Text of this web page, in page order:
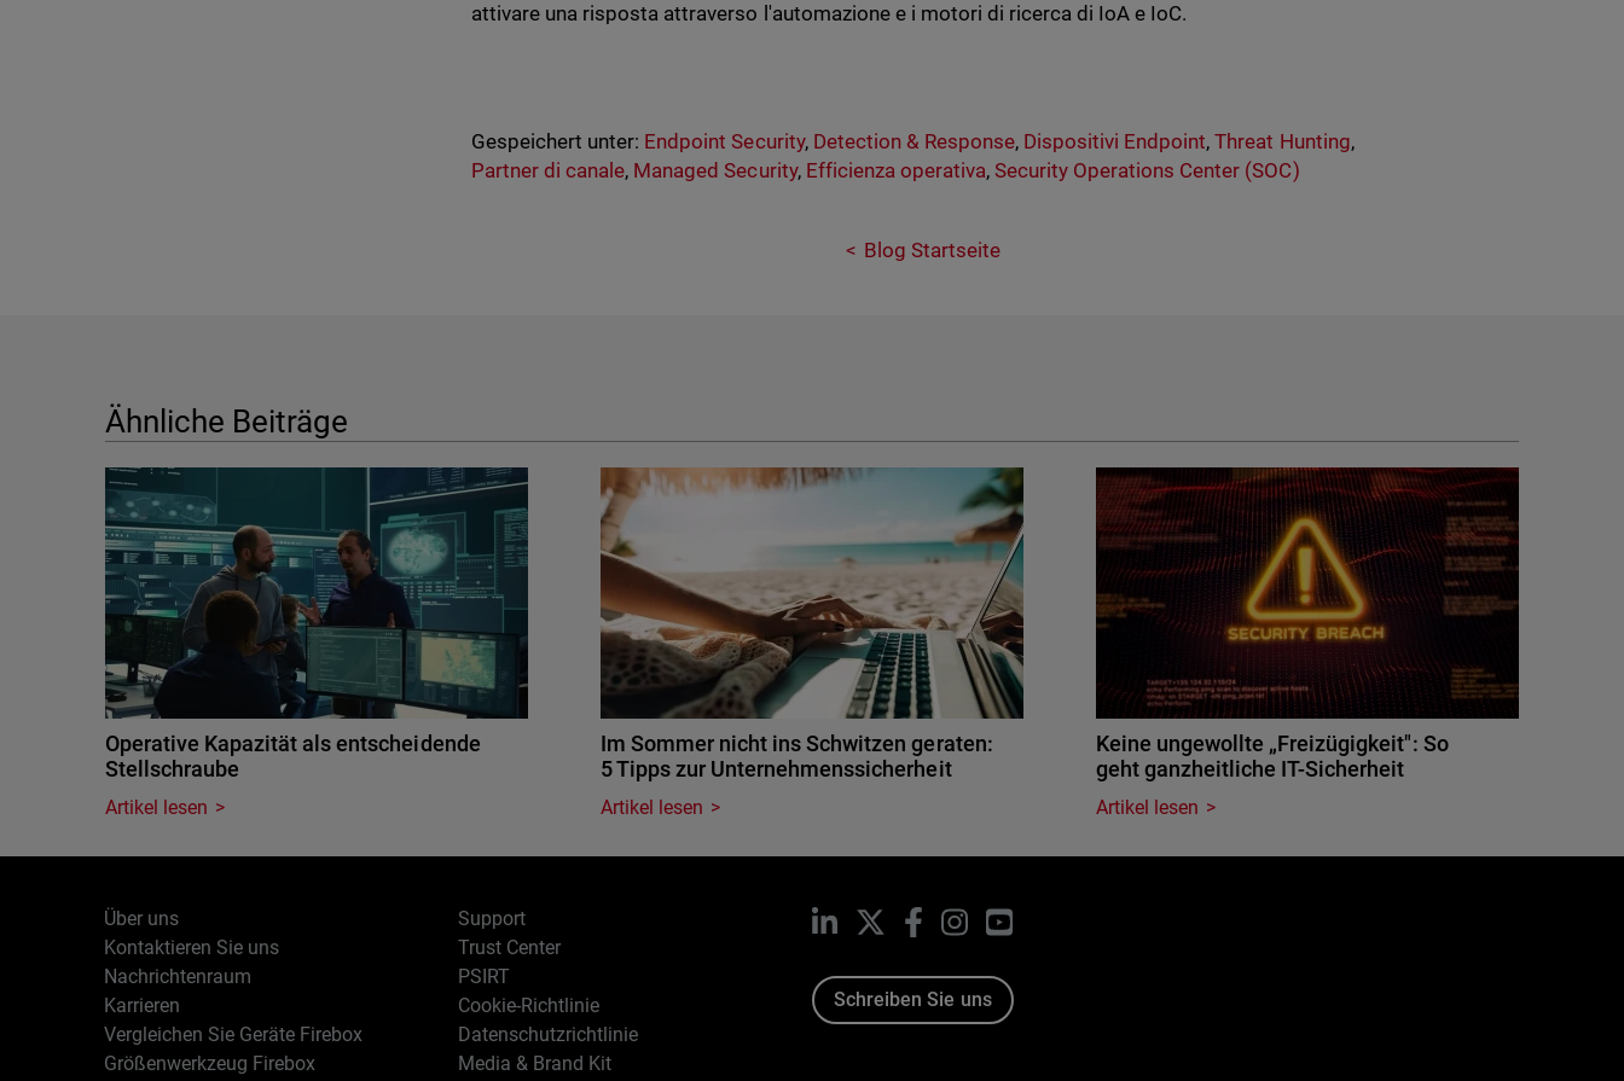
attivare una risposta attraverso l'automazione e i motori di ricerca di IoA e IoC.
Gespeichert unter: Endpoint Security, Detection & Response, Dispositivi Endpoint,Threat Hunting,
Partner di canale, Managed Security, Efficienza operativa,Security Operations Center (SOC)
Blog Startseite
Ähnliche Beiträge
Operative Kapazität als entscheidende
Stellschraube
Artikel lesen
Im Sommer nicht ins Schwitzen geraten:
5 Tipps zur Unternehmenssicherheit
Artikel lesen
Keine ungewollte „Freizügigkeit": So
geht ganzheitliche IT-Sicherheit
Artikel lesen
Über uns
Kontaktieren Sie uns
Nachrichtenraum
Karrieren
Vergleichen Sie Geräte Firebox
Größenwerkzeug Firebox
Support
Trust Center
PSIRT
Cookie-Richtlinie
Datenschutzrichtlinie
Media & Brand Kit
LinkedIn Facebook
InstagramYouTube
Schreiben Sie uns